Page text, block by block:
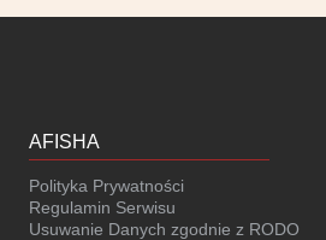
AFISHA
Polityka Prywatności
Regulamin Serwisu
Usuwanie Danych zgodnie z RODO